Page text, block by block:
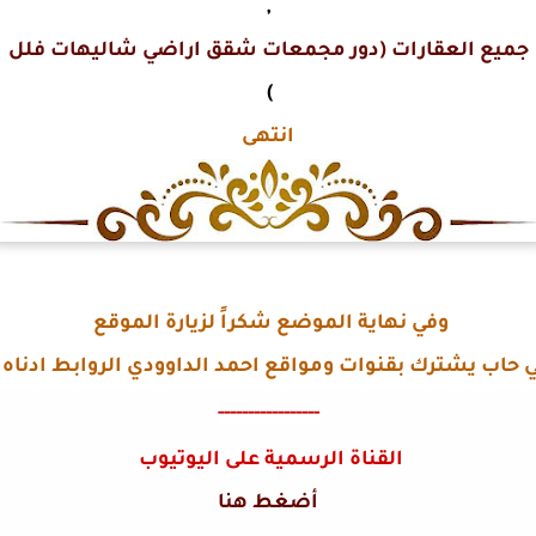
,
جميع العقارات (دور مجمعات شقق اراضي شاليهات فلل
)
انتهى
وفي نهاية الموضع شكراً لزيارة الموقع
حاب يشترك بقنوات ومواقع احمد الداوودي الروابط
-----------------
القناة الرسمية على اليوتيوب
أضغط هنا